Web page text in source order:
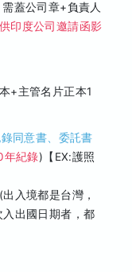
蓋公司章+負責人
印度公司邀請函影
+主管名片正本1
同意書、委託書
年紀錄)【EX:護照
入境都是台灣，
出國日期者，都